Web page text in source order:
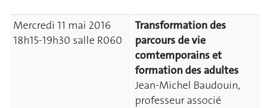
Mercredi 11 mai 2016
18h15-19h30 salle R060
Transformation des
parcours de vie
comtemporains et
formation des adultes
Jean-Michel Baudouin,
professeur associé